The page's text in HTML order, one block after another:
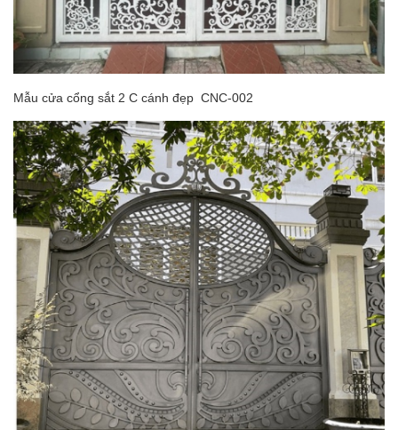
Mẫu cửa cổng sắt 2 C cánh đẹp CNC-002